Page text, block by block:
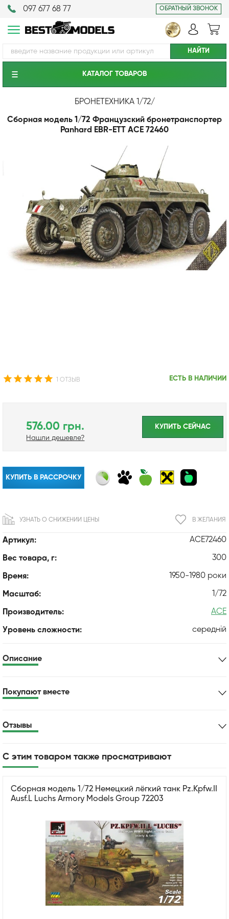
097 677 68 77 ОБРАТНЫЙ ЗВОНОК
КАТАЛОГ ТОВАРОВ
БРОНЕТЕХНИКА 1/72/
Сборная модель 1/72 Французский бронетранспортер
Panhard EBR-ETT ACE 72460
1 ОТЗЫВ ЕСТЬ В НАЛИЧИИ
Артикул: ACE72460
Вес товара, г: 300
Время: 1950-1980 роки
Масштаб: 1/72
Производитель: ACE
Уровень сложности: середній
576.00 грн.
Нашли дешевле?
КУПИТЬ CЕЙЧАС
КУПИТЬ В РАССРОЧКУ
В ЖЕЛАНИЯ
УЗНАТЬ О СНИЖЕНИИ ЦЕНЫ
Описание
Покупают вместе
Отзывы
С этим товаром также просматривают
Сборная модель 1/72 Немецкий лёгкий танк Pz.Kpfw.II
Ausf.L Luchs Armory Models Group 72203